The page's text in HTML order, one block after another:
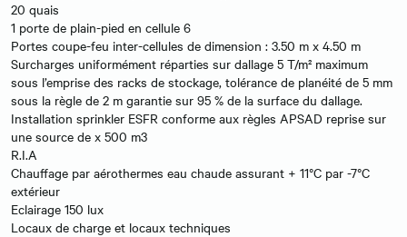
20 quais
1 porte de plain-pied en cellule 6
Portes coupe-feu inter-cellules de dimension : 3.50 m x 4.50 m
Surcharges uniformément réparties sur dallage 5 T/m² maximum
sous l’emprise des racks de stockage, tolérance de planéité de 5 mm
sous la règle de 2 m garantie sur 95 % de la surface du dallage.
Installation sprinkler ESFR conforme aux règles APSAD reprise sur
une source de x 500 m3
R.I.A
Chauffage par aérothermes eau chaude assurant + 11°C par -7°C
extérieur
Eclairage 150 lux
Locaux de charge et locaux techniques